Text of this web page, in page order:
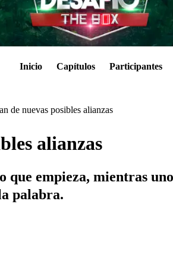
Inicio Capítulos Participantes
de nuevas posibles alianzas
alianzas
empieza, mientras
palabra.